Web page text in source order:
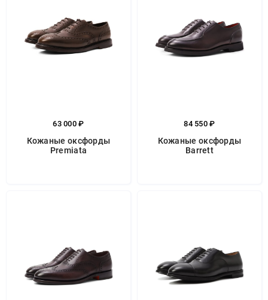
63 000 ₽
Кожаные оксфорды
Premiata
84 550 ₽
Кожаные оксфорды
Barrett